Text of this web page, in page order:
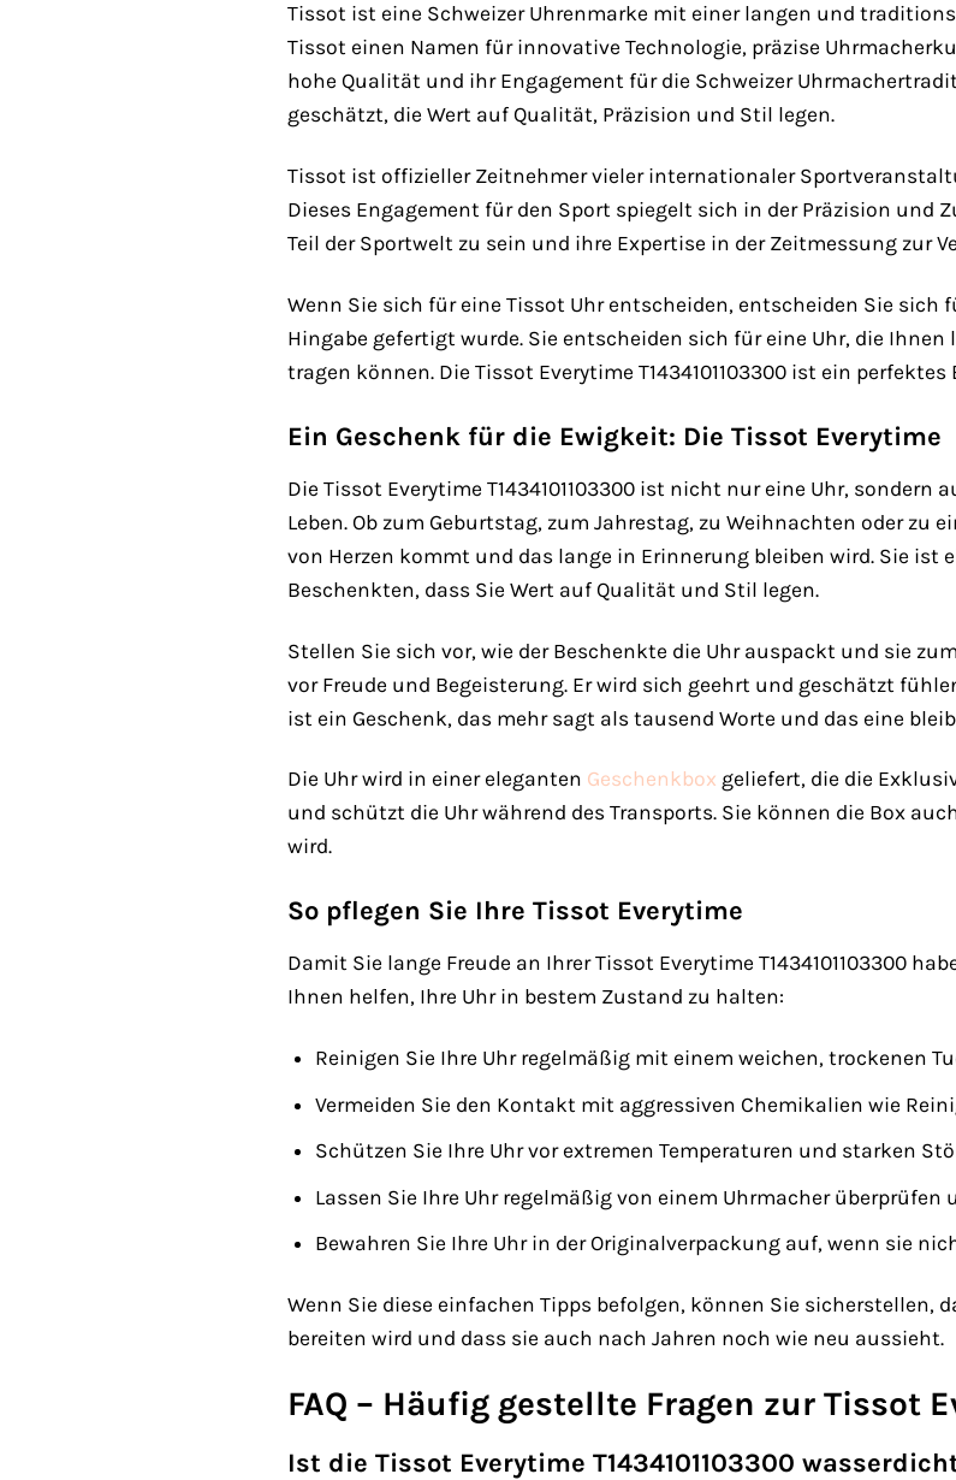
Tissot ist eine Schweizer Uhrenmarke mit einer langen und
Tissot einen Namen für innovative Technologie, präzise
hohe Qualität und ihr Engagement für die Schweizer
geschätzt, die Wert auf Qualität, Präzision und Stil legen.
Tissot ist offizieller Zeitnehmer vieler internationaler
Dieses Engagement für den Sport spiegelt sich in der Präzision und
Teil der Sportwelt zu sein und ihre Expertise in der Zeitmessung zur
Wenn Sie sich für eine Tissot Uhr entscheiden, entscheiden Sie
Hingabe gefertigt wurde. Sie entscheiden sich für eine Uhr, die
tragen können. Die Tissot Everytime T1434101103300 ist ein
Ein Geschenk für die Ewigkeit: Die Tissot Everytime
Die Tissot Everytime T1434101103300 ist nicht nur eine Uhr,
Leben. Ob zum Geburtstag, zum Jahrestag, zu Weihnachten oder zu
von Herzen kommt und das lange in Erinnerung bleiben wird. Sie
Beschenkten, dass Sie Wert auf Qualität und Stil legen.
Stellen Sie sich vor, wie der Beschenkte die Uhr auspackt und sie
vor Freude und Begeisterung. Er wird sich geehrt und geschätzt
ist ein Geschenk, das mehr sagt als tausend Worte und das eine
Die Uhr wird in einer eleganten Geschenkbox geliefert, die die
und schützt die Uhr während des Transports. Sie können die Box
wird.
So pflegen Sie Ihre Tissot Everytime
Damit Sie lange Freude an Ihrer Tissot Everytime T1434101103300
Ihnen helfen, Ihre Uhr in bestem Zustand zu halten:
Reinigen Sie Ihre Uhr regelmäßig mit einem weichen, trockenen
Vermeiden Sie den Kontakt mit aggressiven Chemikalien wie
Schützen Sie Ihre Uhr vor extremen Temperaturen und starken
Lassen Sie Ihre Uhr regelmäßig von einem Uhrmacher überprüfen
Bewahren Sie Ihre Uhr in der Originalverpackung auf, wenn sie
Wenn Sie diese einfachen Tipps befolgen, können Sie sicherstellen,
bereiten wird und dass sie auch nach Jahren noch wie neu aussieht.
FAQ – Häufig gestellte Fragen zur Tissot
Ist die Tissot Everytime T1434101103300